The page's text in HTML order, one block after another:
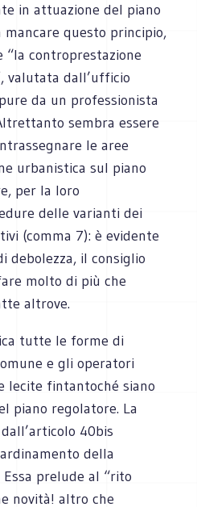
in attuazione del piano
mancare questo principio,
“la controprestazione
valutata dall’ufficio
da un professionista
sembra essere
le aree
urbanistica sul piano
per la loro
delle varianti dei
(comma 7): è evidente
debolezza, il consiglio
molto di più che
altrove.
tutte le forme di
e gli operatori
lecite fintantoché siano
piano regolatore. La
40bis
della
prelude al “rito
novità! altro che